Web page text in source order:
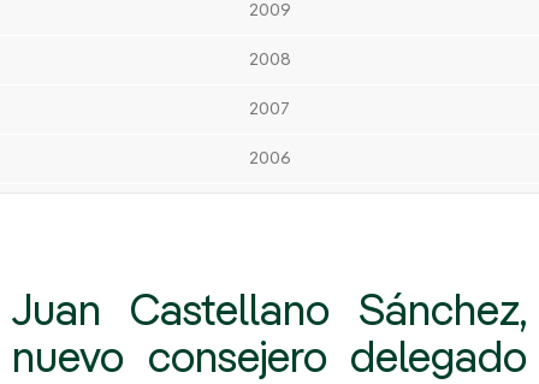
2009
2008
2007
2006
Juan Castellano Sánchez,
nuevo consejero delegado